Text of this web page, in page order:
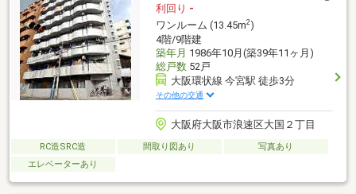
利回り -
ワンルーム (13.45m2)
4階/9階建
築年月 1986年10月(築39年11ヶ月)
総戸数52戸
大阪環状線 今宮駅 徒歩3分
その他の交通
大阪府大阪市浪速区大国２丁目
RC造SRC造 間取り図あり
写真あり
エレベーターあり